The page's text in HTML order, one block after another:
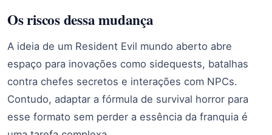
Os riscos dessa mudança
A ideia de um Resident Evil mundo aberto abre
espaço para inovações como sidequests, batalhas
contra chefes secretos e interações com NPCs.
Contudo, adaptar a fórmula de survival horror para
esse formato sem perder a essência da franquia é